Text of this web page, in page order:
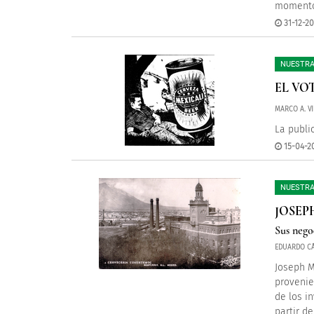
31-12-
EL
MARCO A.
La
15-04-
Sus
EDUARDO
Joseph
de los
partir